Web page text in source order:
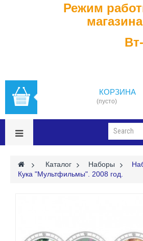
Режим работы
магазина
Вт-Сб
КОРЗИНА
(пусто)
> Каталог > Наборы >
Кука "Мультфильмы". 2008 год.